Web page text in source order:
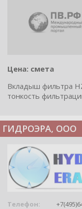
Цена: смета
Вкладыш фильтра
тонкость
ГИДРОЭРА, ООО
Телефон: